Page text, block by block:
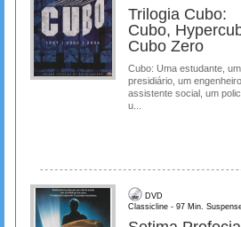
Trilogia Cubo:
Cubo,
Cubo Zero
Cubo: Uma estudante,
presidiário, um
assistente social, um
u...
DVD
Classicline - 97 Min.